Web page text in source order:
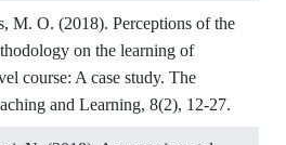
M. O. (2018). Perceptions of the
on the learning of
course: A case study. The
and Learning, 8(2), 12-27.